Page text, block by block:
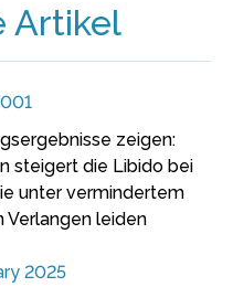
Artikel
zeigen:
steigert die Libido bei
unter vermindertem
Verlangen leiden
2025